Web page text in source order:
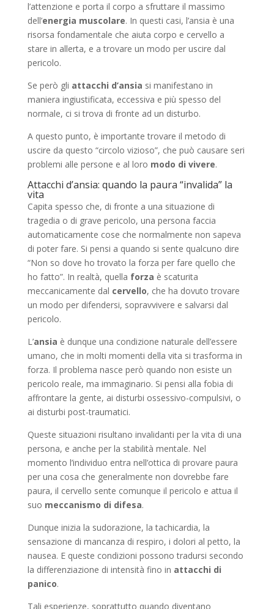
l’attenzione e porta il corpo a sfruttare il massimo
dell’energia muscolare. In questi casi, l’ansia è una
risorsa fondamentale che aiuta corpo e cervello a
stare in allerta, e a trovare un modo per uscire dal
pericolo.
Se però gli attacchi d’ansia si manifestano in
maniera ingiustificata, eccessiva e più spesso del
normale, ci si trova di fronte ad un disturbo.
A questo punto, è importante trovare il metodo di
uscire da questo “circolo vizioso”, che può causare seri
problemi alle persone e al loro modo di vivere.
Attacchi d’ansia: quando la paura “invalida” la
vita
Capita spesso che, di fronte a una situazione di
tragedia o di grave pericolo, una persona faccia
automaticamente cose che normalmente non sapeva
di poter fare. Si pensi a quando si sente qualcuno dire
“Non so dove ho trovato la forza per fare quello che
ho fatto”. In realtà, quella forza è scaturita
meccanicamente dal cervello, che ha dovuto trovare
un modo per difendersi, sopravvivere e salvarsi dal
pericolo.
L’ansia è dunque una condizione naturale dell’essere
umano, che in molti momenti della vita si trasforma in
forza. Il problema nasce però quando non esiste un
pericolo reale, ma immaginario. Si pensi alla fobia di
affrontare la gente, ai disturbi ossessivo-compulsivi, o
ai disturbi post-traumatici.
Queste situazioni risultano invalidanti per la vita di una
persona, e anche per la stabilità mentale. Nel
momento l’individuo entra nell’ottica di provare paura
per una cosa che generalmente non dovrebbe fare
paura, il cervello sente comunque il pericolo e attua il
suo meccanismo di difesa.
Dunque inizia la sudorazione, la tachicardia, la
sensazione di mancanza di respiro, i dolori al petto, la
nausea. E queste condizioni possono tradursi secondo
la differenziazione di intensità fino in attacchi di
panico.
Tali esperienze, soprattutto quando diventano